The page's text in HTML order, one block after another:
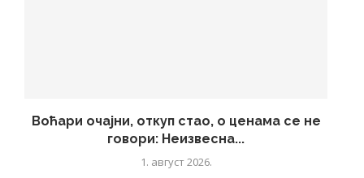
Воћари очајни, откуп стао, о ценама се не
говори: Неизвесна...
1. август 2026.